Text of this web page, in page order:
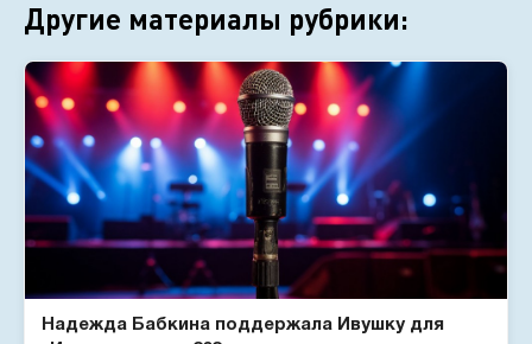
Другие материалы рубрики:
Надежда Бабкина поддержала Ивушку для